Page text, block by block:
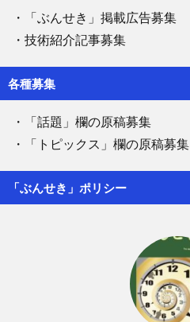
・「ぶんせき」掲載広告募集
・技術紹介記事募集
各種募集
・「話題」欄の原稿募集
・「トピックス」欄の原稿募集
「ぶんせき」ポリシー